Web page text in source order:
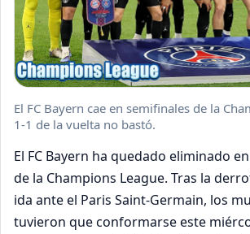
El FC Bayern cae en semifinales de la
1-1 de la vuelta no bastó.
El FC Bayern ha quedado eliminado
de la Champions League. Tras la
ida ante el Paris Saint-Germain, los
tuvieron que conformarse este